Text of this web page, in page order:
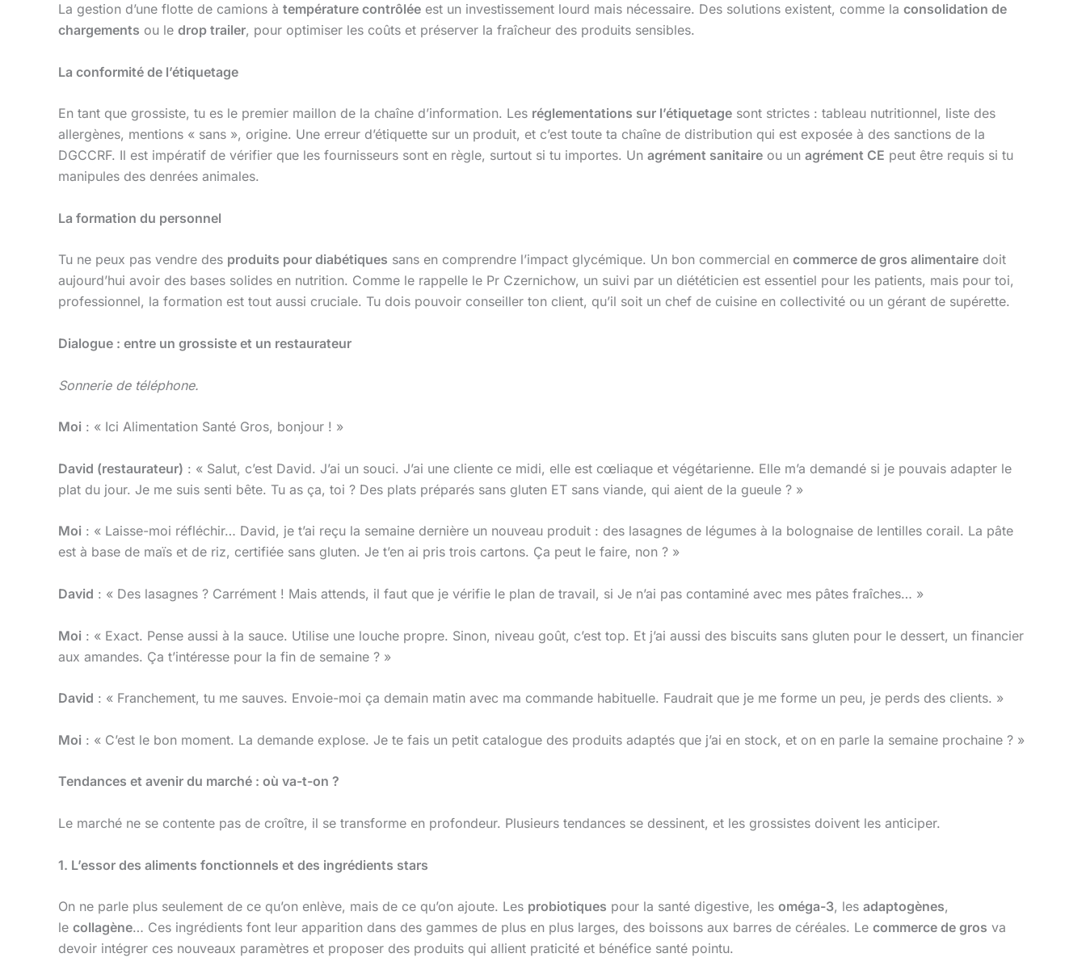
La gestion d’une flotte de camions à température contrôlée est un investissement lourd mais nécessaire. Des solutions existent, comme la consolidation de
chargements ou le drop trailer, pour optimiser les coûts et préserver la fraîcheur des produits sensibles.
La conformité de l’étiquetage
En tant que grossiste, tu es le premier maillon de la chaîne d’information. Les réglementations sur l’étiquetage sont strictes : tableau nutritionnel, liste des
allergènes, mentions « sans », origine. Une erreur d’étiquette sur un produit, et c’est toute ta chaîne de distribution qui est exposée à des sanctions de la
DGCCRF. Il est impératif de vérifier que les fournisseurs sont en règle, surtout si tu importes. Un agrément sanitaire ou un agrément CE peut être requis si tu
manipules des denrées animales.
La formation du personnel
Tu ne peux pas vendre des produits pour diabétiques sans en comprendre l’impact glycémique. Un bon commercial en commerce de gros alimentaire doit
aujourd’hui avoir des bases solides en nutrition. Comme le rappelle le Pr Czernichow, un suivi par un diététicien est essentiel pour les patients, mais pour toi,
professionnel, la formation est tout aussi cruciale. Tu dois pouvoir conseiller ton client, qu’il soit un chef de cuisine en collectivité ou un gérant de supérette.
Dialogue : entre un grossiste et un restaurateur
Sonnerie de téléphone.
Moi : « Ici Alimentation Santé Gros, bonjour ! »
David (restaurateur) : « Salut, c’est David. J’ai un souci. J’ai une cliente ce midi, elle est cœliaque et végétarienne. Elle m’a demandé si je pouvais adapter le
plat du jour. Je me suis senti bête. Tu as ça, toi ? Des plats préparés sans gluten ET sans viande, qui aient de la gueule ? »
Moi : « Laisse-moi réfléchir… David, je t’ai reçu la semaine dernière un nouveau produit : des lasagnes de légumes à la bolognaise de lentilles corail. La pâte
est à base de maïs et de riz, certifiée sans gluten. Je t’en ai pris trois cartons. Ça peut le faire, non ? »
David : « Des lasagnes ? Carrément ! Mais attends, il faut que je vérifie le plan de travail, si Je n’ai pas contaminé avec mes pâtes fraîches… »
Moi : « Exact. Pense aussi à la sauce. Utilise une louche propre. Sinon, niveau goût, c’est top. Et j’ai aussi des biscuits sans gluten pour le dessert, un financier
aux amandes. Ça t’intéresse pour la fin de semaine ? »
David : « Franchement, tu me sauves. Envoie-moi ça demain matin avec ma commande habituelle. Faudrait que je me forme un peu, je perds des clients. »
Moi : « C’est le bon moment. La demande explose. Je te fais un petit catalogue des produits adaptés que j’ai en stock, et on en parle la semaine prochaine ? »
Tendances et avenir du marché : où va-t-on ?
Le marché ne se contente pas de croître, il se transforme en profondeur. Plusieurs tendances se dessinent, et les grossistes doivent les anticiper.
1. L’essor des aliments fonctionnels et des ingrédients stars
On ne parle plus seulement de ce qu’on enlève, mais de ce qu’on ajoute. Les probiotiques pour la santé digestive, les oméga-3, les adaptogènes,
le collagène… Ces ingrédients font leur apparition dans des gammes de plus en plus larges, des boissons aux barres de céréales. Le commerce de gros va
devoir intégrer ces nouveaux paramètres et proposer des produits qui allient praticité et bénéfice santé pointu.